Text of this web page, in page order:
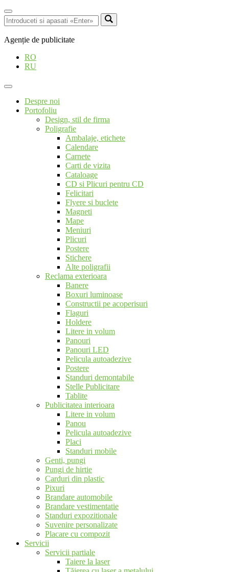
Agenție de publicitate
RO
RU
Despre noi
Portofoliu
Design, stil de firma
Poligrafie
Ambalaje, etichete
Calendare
Carnete
Carti de vizita
Cataloage
CD si Plicuri pentru CD
Felicitari
Flyere si buclete
Magneti
Mape
Meniuri
Plicuri
Postere
Stichere
Alte poligrafii
Reclama exterioara
Banere
Boxuri luminoase
Constructii pe acoperisuri
Flaguri
Holdere
Litere in volum
Panouri
Panouri LED
Pelicula autoadezive
Postere
Standuri demontabile
Stelle Publicitare
Tablite
Publicitatea interioara
Litere in volum
Panou
Pelicula autoadezive
Placi
Standuri mobile
Genti, pungi
Pungi de hirtie
Carduri din plastic
Pixuri
Brandare automobile
Brandare vestimentatie
Standuri expozitionale
Suvenire personalizate
Placare cu compozit
Servicii
Servicii partiale
Taiere la laser